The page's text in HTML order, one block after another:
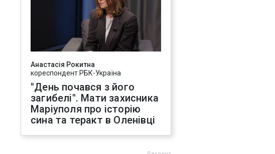
Анастасія Рокитна
кореспондент РБК-Україна
"День почався з його
загибелі". Мати захисника
Маріуполя про історію
сина та теракт в Оленівці